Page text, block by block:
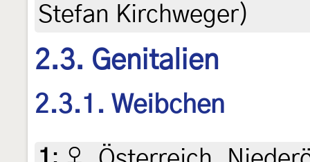
Stefan Kirchweger)
2.3. Genitalien
2.3.1. Weibchen